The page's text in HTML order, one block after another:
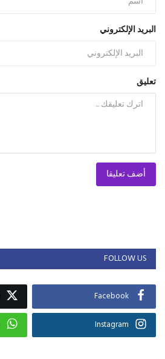
البريد الإلكتروني
تعليق
أضف تعليقا
FOLLOW US
Facebook
Instagram